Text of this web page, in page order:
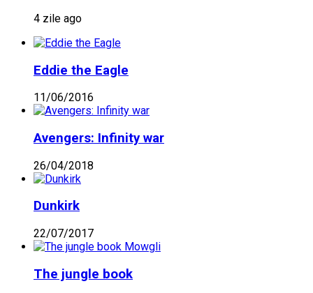
4 zile ago
Eddie the Eagle
11/06/2016
Avengers: Infinity war
26/04/2018
Dunkirk
22/07/2017
The jungle book